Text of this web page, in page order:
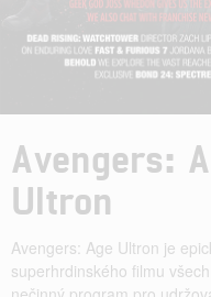
Avengers:
Ultron
Avengers: Age Ultron je
superhrdinského filmu